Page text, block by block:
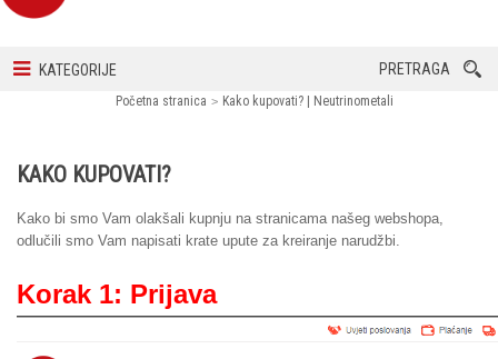
KATEGORIJE PRETRAGA
Početna stranica Kako kupovati? | Neutrinometali
KAKO KUPOVATI?
Kako bi smo Vam olakšali kupnju na stranicama našeg webshopa,
odlučili smo Vam napisati krate upute za kreiranje narudžbi.
Korak 1: Prijava